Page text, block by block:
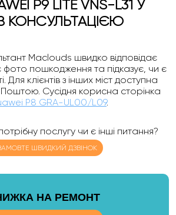
P9 LITE VNS-L31 У
З КОНСУЛЬТАЦІЄЮ
Maclouds швидко відповідає
фото пошкодження та підказує, чи є
Для клієнтів з інших міст доступна
Сусідня корисна сторінка
P8 GRA-UL00/L09.
послугу чи є інші питання?
ШВИДКИЙ ДЗВІНОК
НА РЕМОНТ